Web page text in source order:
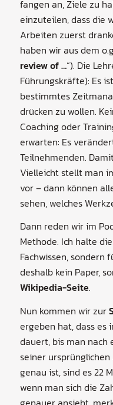
fangen an, Ziele zu
einzuteilen, dass die
Arbeiten zuerst
haben wir aus dem
review of …“). Die
Führungskräfte): Es
bestimmtes
drücken zu wollen.
Coaching oder
erwarten: Es
Teilnehmenden.
Vielleicht stellt man
vor – dann können
sehen, welches
Dann reden wir im
Methode. Ich halte
Fachwissen, sondern
deshalb kein Paper,
Wikipedia-Seite.
Nun kommen wir zur
ergeben hat, dass es
dauert, bis man nach
seiner
genau ist, sind es 22
wenn man sich die